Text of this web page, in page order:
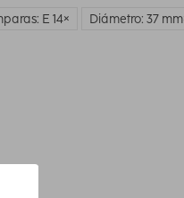
E 14 Diámetro: 37 mm